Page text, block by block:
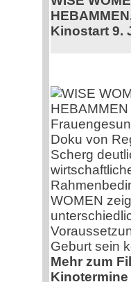
Kinostart 9.
Doku von
Scherg
WOMEN
Geburt sein
Mehr zum